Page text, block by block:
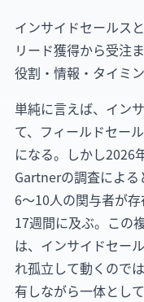
インサイドセールス
リード獲得から受注
役割・情報・タイミ
単純に言えば、イン
て、フィールドセー
になる。しかし2026
Gartnerの調査によ
6〜10人の関与者が
17週間に及ぶ。この
は、インサイドセー
れ孤立して動くので
有しながら一体とし